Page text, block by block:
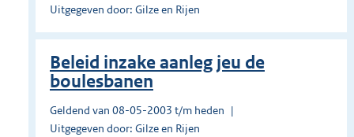
Uitgegeven door: Gilze en Rijen
Beleid inzake aanleg jeu de
boulesbanen
Geldend van 08-05-2003 t/m heden
Uitgegeven door: Gilze en Rijen